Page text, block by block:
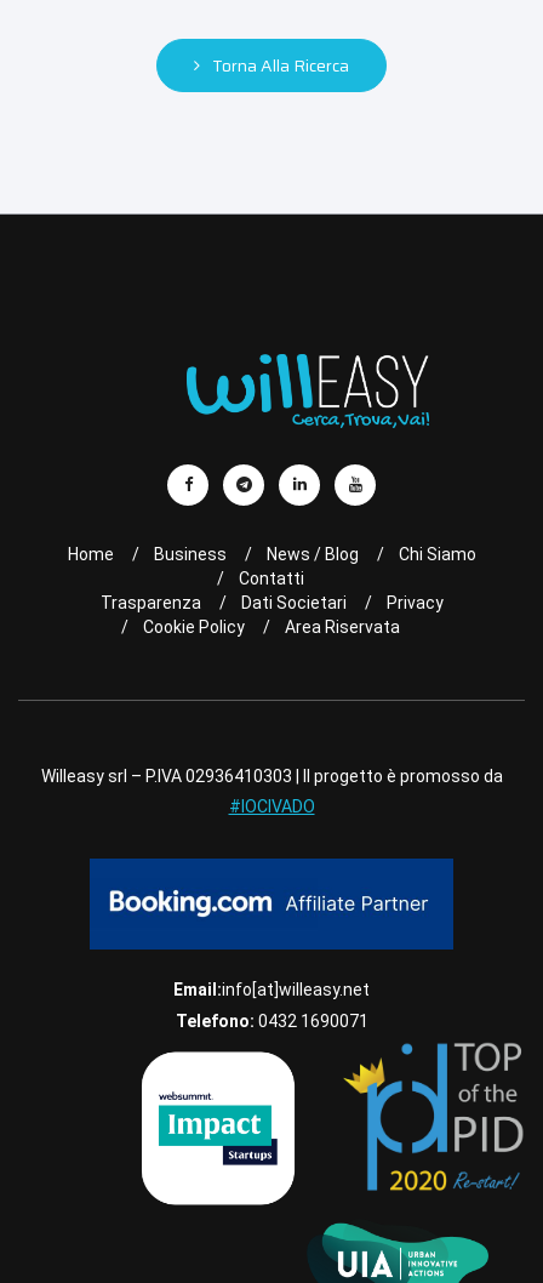
Torna Alla Ricerca
Home Business News / Blog
Chi Siamo
Contatti
Trasparenza
Dati Societari
Privacy
Cookie Policy
Area Riservata
Willeasy srl – P.IVA 02936410303 | Il progetto è promosso da
#IOCIVADO
Email:info[at]willeasy.net
Telefono: 0432 1690071